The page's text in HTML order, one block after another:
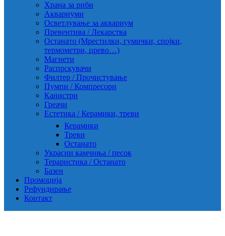
Храна за риби
Аквариуми
Осветлување за аквариум
Превентива / Лекарства
Останато (Мрестилки, гумички, спојки,
термометри, црево…)
Магнети
Распрскувачи
Филтер / Прочистување
Пумпи / Компресори
Канистри
Греачи
Естетика / Керамики, треви
Керамики
Треви
Останато
Украсни камчиња / песок
Тераристика / Останато
Базен
Промоција
Рефундирање
Контакт